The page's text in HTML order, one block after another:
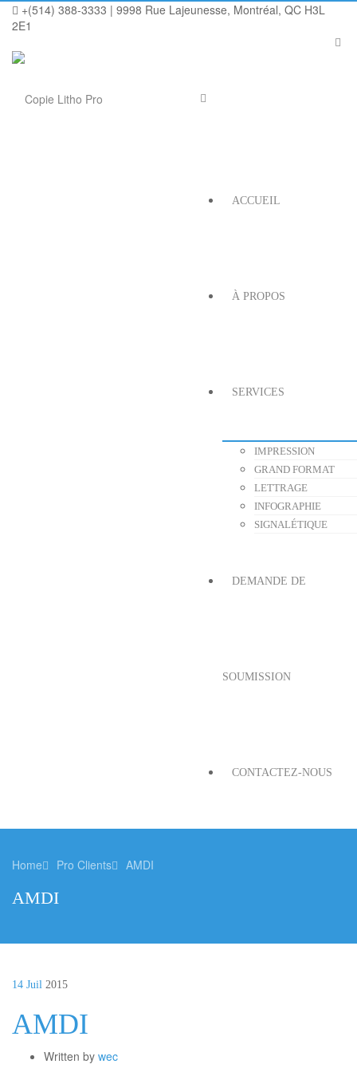
+(514) 388-3333 | 9998 Rue Lajeunesse, Montréal, QC H3L
2E1
ACCUEIL
À PROPOS
SERVICES
IMPRESSION
GRAND FORMAT
LETTRAGE
INFOGRAPHIE
SIGNALÉTIQUE
DEMANDE DE
SOUMISSION
CONTACTEZ-NOUS
Home Pro Clients AMDI
AMDI
14 Juil 2015
AMDI
Written by wec